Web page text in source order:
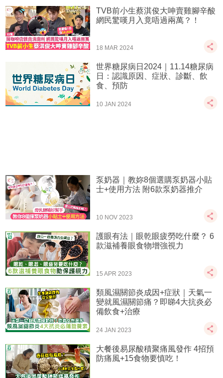
TVB前小生蔡淇俊大呻賣雞腳辛酸
網民驚嘆月入竟唔過兩萬？！
18 MAR 2024
世界糖尿病日2024｜11.14糖尿病
日：認識原因、症狀、診斷、飲
食、預防
10 JAN 2024
泵奶器｜教妳8個選購泵奶器小貼
士+使用方法 附6款泵奶器推介
10 NOV 2023
護眼有法｜眼乾眼疲勞吃什麼？ 6
款滋補養眼食物增強視力
15 APR 2023
類風濕關節炎成因+症狀｜天氣一
變就風濕關節痛？即睇4大抗炎必
備飲食+治療
24 JAN 2023
大餐後易尿酸積聚痛風發作 4招預
防痛風+15食物要慎吃！